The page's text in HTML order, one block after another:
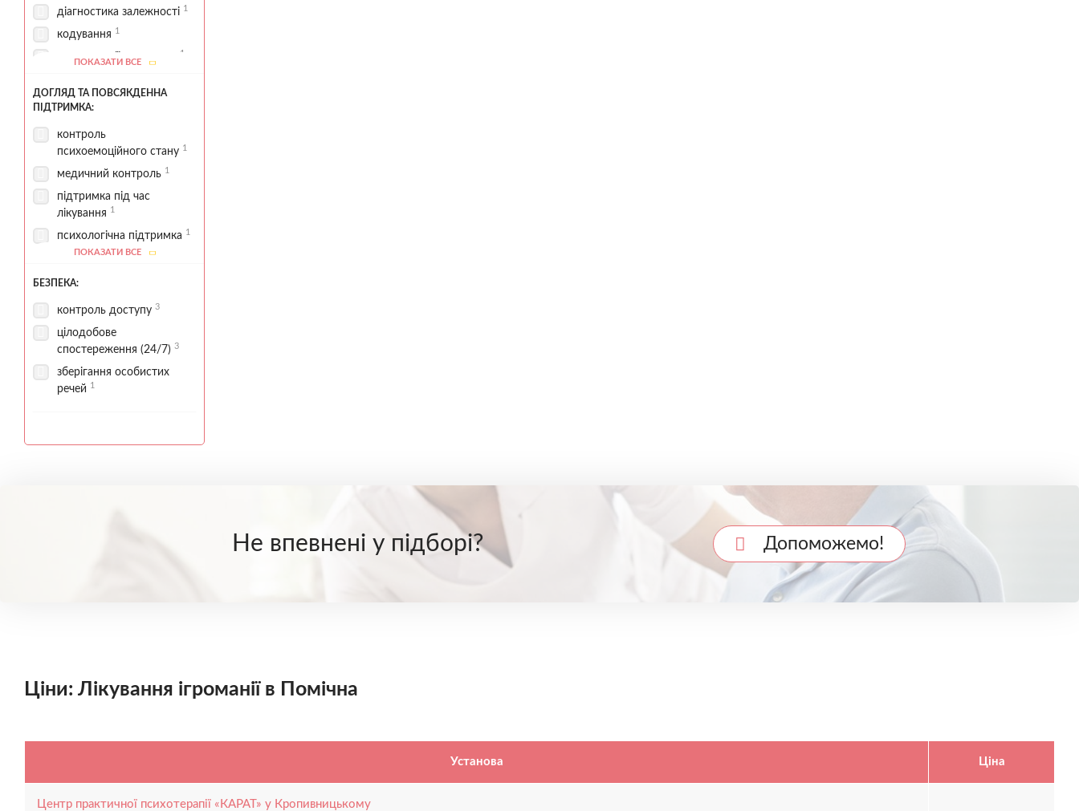
стаціонарна реабілітація 1
діагностика залежності 1
кодування 1
консультації нарколога 1
медикаментозної терапії
абстинентного синдрому
1
медична діагностика
оцінка стану3
підшивка
психологічна діагностика
психотерапевт
ПОКАЗАТИ ВСЕ
ДОГЛЯД ТА ПОВСЯКДЕННА
ПІДТРИМКА:
контроль
психоемоційного стану 1
медичний контроль 1
підтримка під час
лікування 1
психологічна підтримка 1
психологічний супровід
супровід пацієнтів
ПОКАЗАТИ ВСЕ
БЕЗПЕКА:
контроль доступу 3
цілодобове
спостереження (24/7) 3
зберігання особистих
речей 1
Не впевнені у підборі? Допоможемо!
Ціни: Лікування ігроманії в Помічна
Установа Ціна
Центр практичної психотерапії «КАРАТ» у Кропивницькому